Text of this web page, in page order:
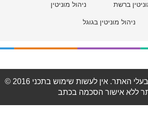
ברשת ניהול מוניטין
ניהול מוניטין בגוגל
© 2016 כל הזכויות שמורות לבעלי האתר. אין לעשות שימוש בתכני
ללא אישור הסכמה בכתב